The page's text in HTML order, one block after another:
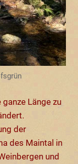
Länge zu
der
des Maintal in
und